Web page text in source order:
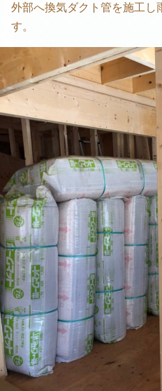
外部へ換気ダクト管を施工し
す。